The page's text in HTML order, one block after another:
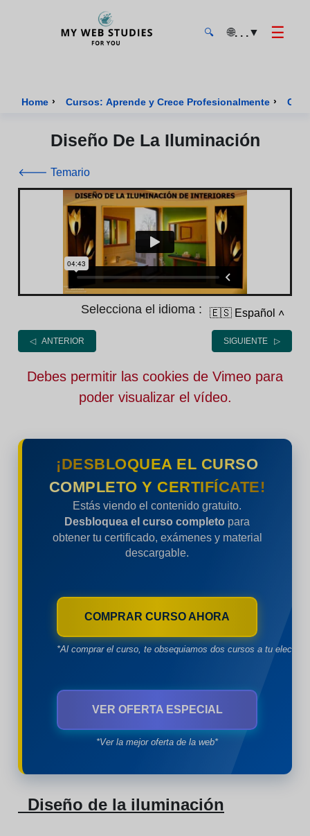
🔍 🌐. . .▼ ☰
Home › Cursos: Aprende y Crece Profesionalmente ›
Diseño De La Iluminación
🡐 Temario
Selecciona el idioma : 🇪🇸 Español ˄
◁ ANTERIOR SIGUIENTE ▷
Debes permitir las cookies de Vimeo para
poder visualizar el vídeo.
¡DESBLOQUEA EL CURSO
COMPLETO Y CERTIFÍCATE!
Estás viendo el contenido gratuito.
Desbloquea el curso completo para
obtener tu certificado, exámenes y material
descargable.
COMPRAR CURSO AHORA
*Al comprar el curso, te obsequiamos dos cursos a tu
VER OFERTA ESPECIAL
*Ver la mejor oferta de la web*
Diseño de la iluminación